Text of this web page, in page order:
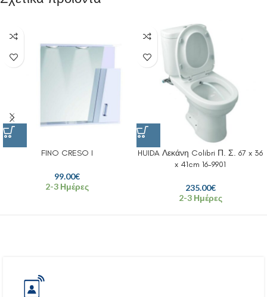
FINO CRESO I
99.00€
2-3 Ημέρες
HUIDA Λεκάνη Colibri Π. Σ. 67 x 36
x 41cm 16-9901
235.00€
2-3 Ημέρες